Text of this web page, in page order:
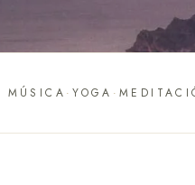
MÚSICA YOGA